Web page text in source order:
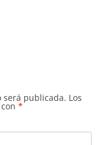
será publicada. Los
*